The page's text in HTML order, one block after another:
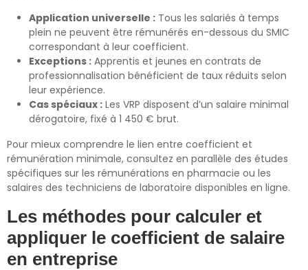
Application universelle : Tous les salariés à temps
plein ne peuvent être rémunérés en-dessous du SMIC
correspondant à leur coefficient.
Exceptions : Apprentis et jeunes en contrats de
professionnalisation bénéficient de taux réduits selon
leur expérience.
Cas spéciaux : Les VRP disposent d’un salaire minimal
dérogatoire, fixé à 1 450 € brut.
Pour mieux comprendre le lien entre coefficient et
rémunération minimale, consultez en parallèle des études
spécifiques sur les rémunérations en pharmacie ou les
salaires des techniciens de laboratoire disponibles en ligne.
Les méthodes pour calculer et
appliquer le coefficient de salaire
en entreprise